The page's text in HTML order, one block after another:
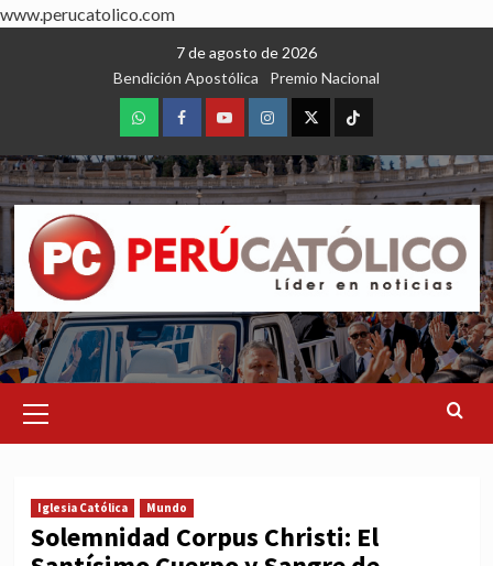
www.perucatolico.com
7 de agosto de 2026
Bendición Apostólica
Premio Nacional
WhatsAppFacebookYoutubeInstagram
X TikTok
Menu
Iglesia Católica Mundo
Solemnidad Corpus Christi: El